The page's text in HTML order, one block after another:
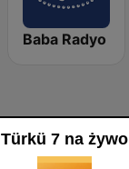
Baba Radyo
Türkü 7 na żywo